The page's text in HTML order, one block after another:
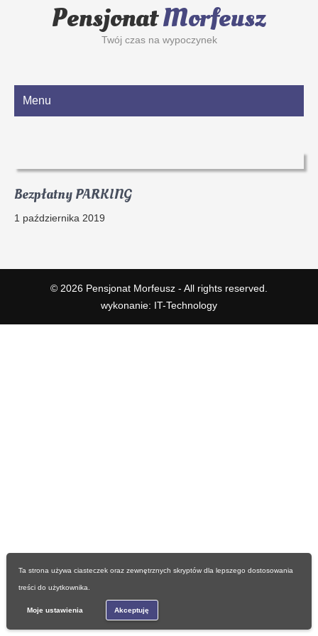
Ta strona używa ciasteczek oraz zewnętrznych skryptów dla lepszego dostosowania
treści do użytkownika.
Moje ustawienia Akceptuję
PensjonatMorfeusz
Twój czas na wypoczynek
Menu
Bezpłatny PARKING
1 października 2019
© 2026 Pensjonat Morfeusz - All rights reserved.
wykonanie: IT-Technology